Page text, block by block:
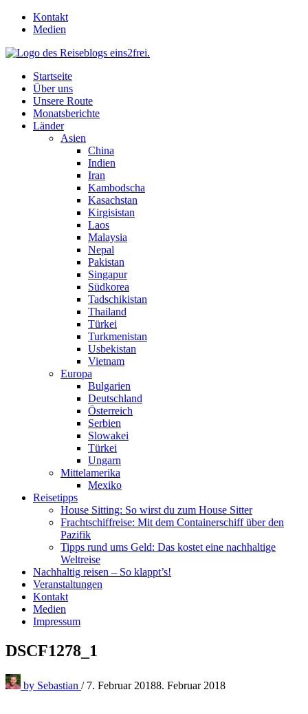
Skip
Kontakt
Medien
Startseite
Über uns
Unsere Route
Monatsberichte
Länder
Asien
China
Indien
Iran
Kambodscha
Kasachstan
Kirgisistan
Laos
Malaysia
Nepal
Pakistan
Singapur
Südkorea
Tadschikistan
Thailand
Türkei
Turkmenistan
Usbekistan
Vietnam
Europa
Bulgarien
Deutschland
Österreich
Serbien
Slowakei
Türkei
Ungarn
Mittelamerika
Mexiko
Reisetipps
House Sitting: So wirst du zum House Sitter
Frachtschiffreise: Mit dem Containerschiff über den
Pazifik
Tipps rund ums Geld: Das kostet eine nachhaltige
Weltreise
Nachhaltig reisen – So klappt’s!
Veranstaltungen
Kontakt
Medien
Impressum
DSCF1278_1
by Sebastian / 7. Februar 20188. Februar 2018